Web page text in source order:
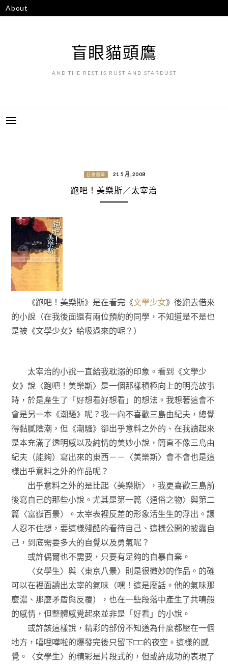
跳
至
About
盲眼貓頭鷹
AND THE REST IS RUST AND STARDUST
日書隨筆 21 5 月, 2008
跑吧！美樂斯／太宰治
《跑吧！美樂斯》是在看完《文學少女》後跑去借來
的小說（在我後面還有兩位預約的同學，不知道是不是也
是被《文學少女》給吸過來的呢？）
太宰治的小說一直給我耽溺的印象。看到《文學少
女》說〈跑吧！美樂斯〉是一個那樣積極向上的明亮故事
時，於是產生了「好想看好想看」的想法。我想著這會不
會是另一本《潮騷》呢？我一向不喜歡三島由紀夫，總覺
得黏膩陰潮，但《潮騷》卻出乎意料之外的、在我讀起來
是本充滿了透明感以及純情的美妙小說，簡直不像三島由
紀夫（能夠）寫出來的東西－－〈美樂斯〉會不會也是這
樣出乎意料之外的作品呢？
出乎意料之外的是比起〈美樂斯〉，我更喜歡三島前
後寫自己的那些小說。尤其是第一篇〈通俗之物〉與第二
篇〈富嶽百景〉。太宰表裡反差的形象活生生的浮出。讓
人忍不住想，要這樣殘酷的看待自己、這樣公開的披露自
己，到底需要多大的自覺以及勇氣呢？
或許偶爾也不需要，只要有足夠的自暴自棄。
〈女學生〉與〈東京八景〉則是很微妙的作品。的確
可以在裡面讀出太宰的氣味（嘿！這是廢話。他的氣味那
麼濃、那麼矛盾與反覆），也在一些段落中產生了共鳴般
的感情，但整體感覺起來並非是「好看」的小說。
或許該這樣說，精彩的部份不知道為什麼都壓在一個
地方，嘻哩嘩啦的爆發完後只留下□□的夜空。這樣的感
覺。〈女學生〉的精彩是片段式的，但或許成功的表現了